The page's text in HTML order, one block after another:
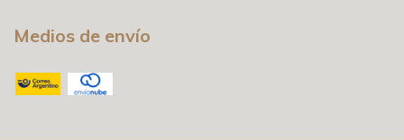
Medios de envío